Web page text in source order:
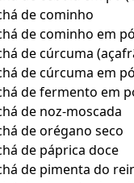
de cominho
de cominho em pó
de cúrcuma
de cúrcuma em pó
de fermento em
de noz-moscada
de orégano seco
de páprica doce
de pimenta do